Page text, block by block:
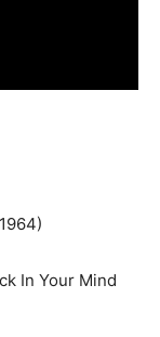
In Your Mind